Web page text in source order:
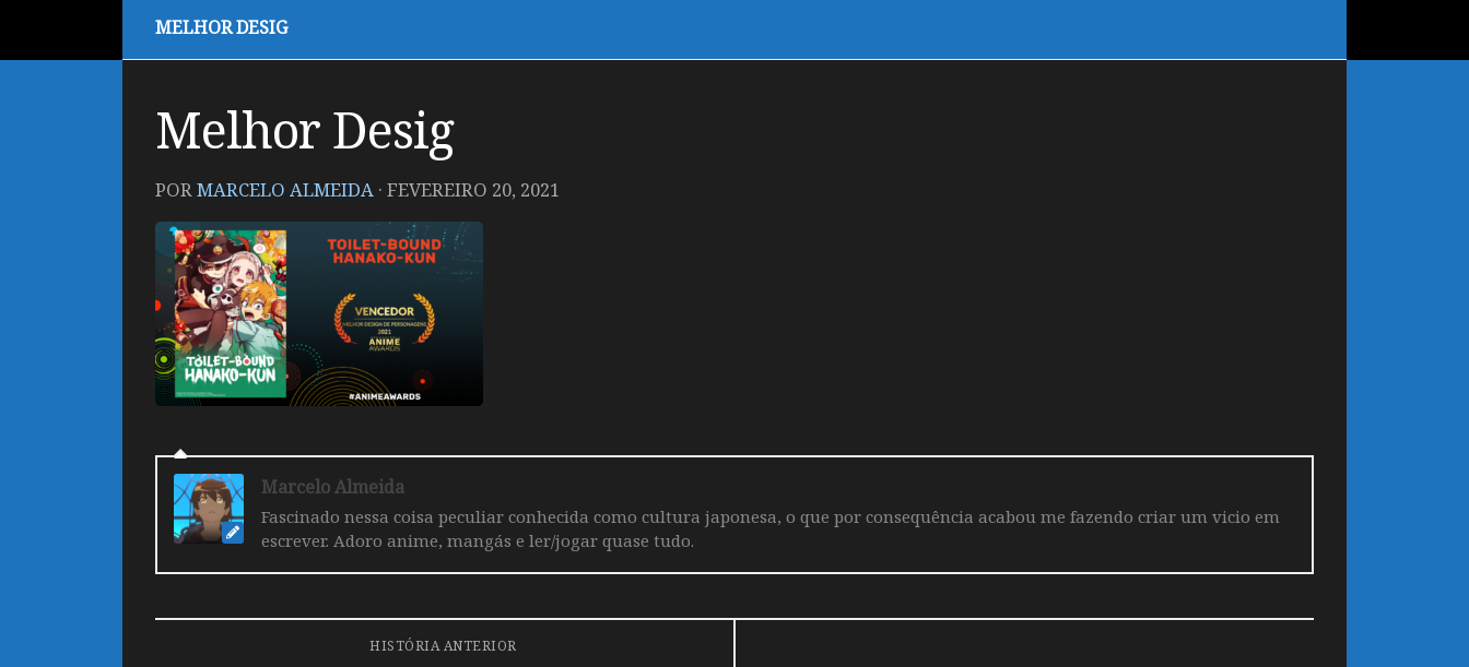
MELHOR DESIG
Melhor Desig
PORMARCELO ALMEIDA · FEVEREIRO 20, 2021
Marcelo Almeida
Fascinado nessa coisa peculiar conhecida como cultura japonesa, o que por consequência acabou me fazendo criar um vicio em
escrever. Adoro anime, mangás e ler/jogar quase tudo.
HISTÓRIA ANTERIOR